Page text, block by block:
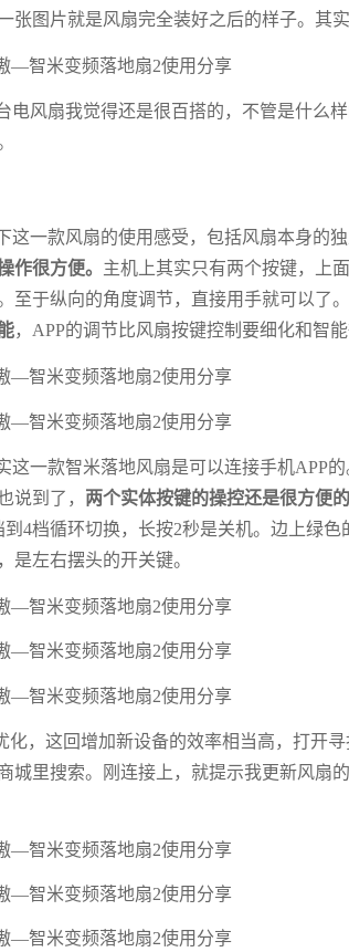
张图片就是风扇完全装好之后的样子。其
电风扇我觉得还是很百搭的，不管是什么
这一款风扇的使用感受，包括风扇本身的
作很方便。 主机上其实只有两个按键，上
至于纵向的角度调节，直接用手就可以了。
，APP的调节比风扇按键控制要细化和智
这一款智米落地风扇是可以连接手机APP
说到了， 两个实体按键的操控还是很方便的
4档循环切换，长按2秒是关机。边上绿
是左右摆头的开关键。
，这回增加新设备的效率相当高，打开
城里搜索。刚连接上，就提示我更新风扇